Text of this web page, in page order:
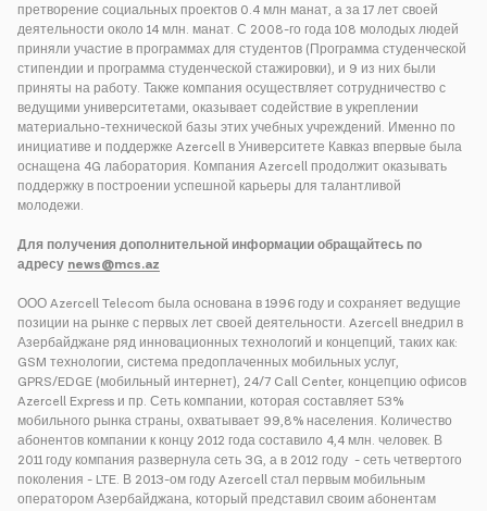
претворение социальных проектов 0.4 млн манат, а за 17 лет своей
деятельности около 14 млн. манат. С 2008-го года 108 молодых людей
приняли участие в программах для студентов (Программа студенческой
стипендии и программа студенческой стажировки), и 9 из них были
приняты на работу. Также компания осуществляет сотрудничество с
ведущими университетами, оказывает содействие в укреплении
материально-технической базы этих учебных учреждений. Именно по
инициативе и поддержке Azercell в Университете Кавказ впервые была
оснащена 4G лаборатория. Компания Azercell продолжит оказывать
поддержку в построении успешной карьеры для талантливой
молодежи.
Для получения дополнительной информации обращайтесь по
адресу news@mcs.az
ООО Azercell Telecom была основана в 1996 году и сохраняет ведущие
позиции на рынке с первых лет своей деятельности. Azercell внедрил в
Азербайджане ряд инновационных технологий и концепций, таких как:
GSM технологии, система предоплаченных мобильных услуг,
GPRS/EDGE (мобильный интернет), 24/7 Call Center, концепцию офисов
Azercell Express и пр. Сеть компании, которая составляет 53%
мобильного рынка страны, охватывает 99,8% населения. Количество
абонентов компании к концу 2012 года составило 4,4 млн. человек. В
2011 году компания развернула сеть 3G, а в 2012 году - сеть четвертого
поколения - LTE. В 2013-ом году Azercell стал первым мобильным
оператором Азербайджана, который представил своим абонентам